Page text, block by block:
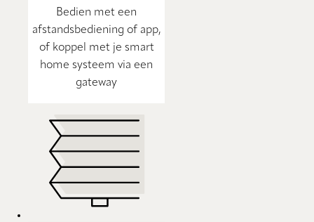
Bedien met een
afstandsbediening of app,
of koppel met je smart
home systeem via een
gateway